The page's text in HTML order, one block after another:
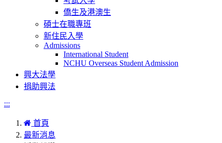
僑生及港澳生
碩士在職專班
新住民入學
Admissions
International Student
NCHU Overseas Student Admission
興大法學
捐助興法
:::
首頁
最新消息